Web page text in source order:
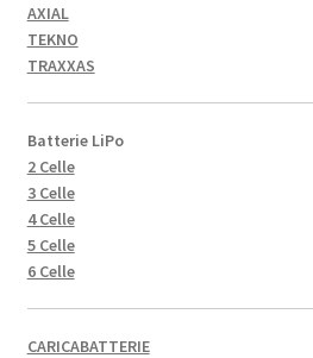
AXIAL
TEKNO
TRAXXAS
Batterie LiPo
2 Celle
3 Celle
4 Celle
5 Celle
6 Celle
CARICABATTERIE